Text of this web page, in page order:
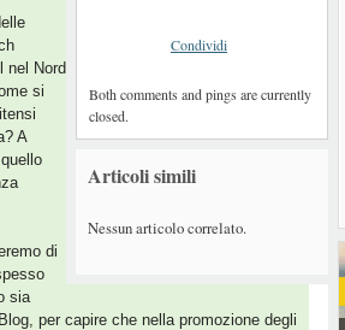
Condividi
Both comments and pings are currently
closed.
Articoli simili
Nessun articolo correlato.
nel Nord
si
A
di
sia
per capire che nella promozione degli